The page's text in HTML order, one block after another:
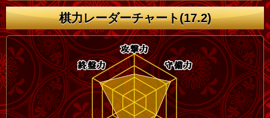
棋力レーダーチャート(17.2)